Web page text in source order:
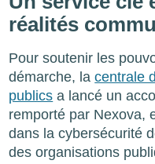
réalités
Pour soutenir les
démarche, lacentrale
publics a lancé un
remporté par Nexova,
dans la cybersécurité
des organisations